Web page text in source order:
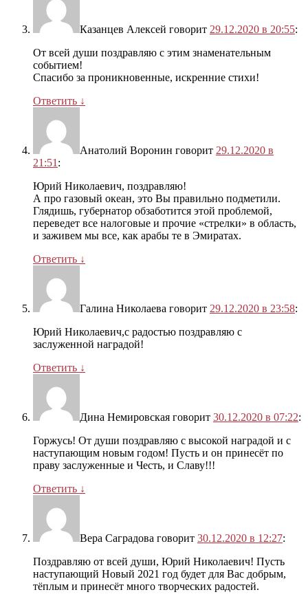
Казанцев Алексей говорит 29.12.2020 в 20:55:
От всей души поздравляю с этим знаменательным
событием!
Спасибо за проникновенные, искренние стихи!
Ответить ↓
Анатолий Воронин говорит 29.12.2020 в
21:51 :
Юрий Николаевич, поздравляю!
А про газовый океан, это Вы правильно подметили.
Глядишь, губернатор обзаботится этой проблемой,
переведет все налоговые и прочие «стрелки» в область,
и заживем мы все, как арабы те в Эмиратах.
Ответить ↓
Галина Николаева говорит 29.12.2020 в 23:58:
Юрий Николаевич,с радостью поздравляю с
заслуженной наградой!
Ответить ↓
Дина Немировская говорит 30.12.2020 в 07:22:
Горжусь! От души поздравляю с высокой наградой и с
наступающим новым годом! Пусть и он принесёт по
праву заслуженные и Честь, и Славу!!!
Ответить ↓
Вера Саградова говорит 30.12.2020 в 12:27:
Поздравляю от всей души, Юрий Николаевич! Пусть
наступающий Новый 2021 год будет для Вас добрым,
тёплым и принесёт много творческих радостей.